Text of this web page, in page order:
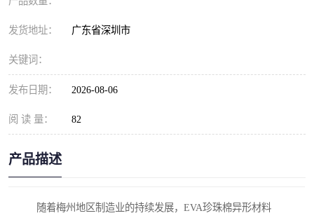
发货地址： 广东省深圳市
关键词：
发布日期： 2026-08-06
阅 读 量： 82
产品描述
随着梅州地区制造业的持续发展，EVA珍珠棉异形材料